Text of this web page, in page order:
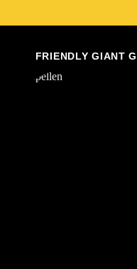
FRIENDLY GIANT